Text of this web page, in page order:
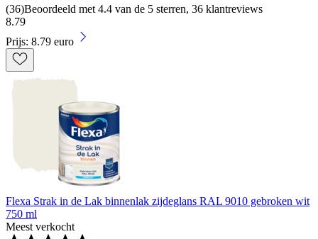
(36)Beoordeeld met 4.4 van de 5 sterren, 36 klantreviews
8.79
Prijs: 8.79 euro
Flexa Strak in de Lak binnenlak zijdeglans RAL 9010 gebroken wit
750 ml
Meest verkocht